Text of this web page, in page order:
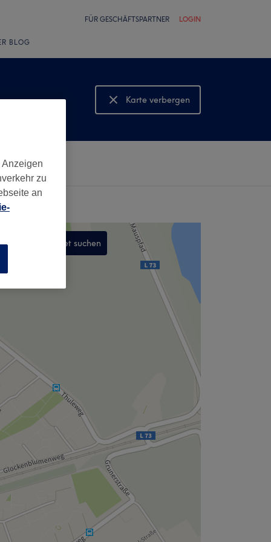
FÜR GESCHÄFTSPARTNER LOGIN
BLOG
Karte verbergen
Karte anzeigen
In diesem Gebiet suchen
zu
an